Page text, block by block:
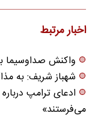
اخبار مرتبط
واکنش صداوسیما
شهباز شریف: به
ادعای ترامپ
می‌فرستند»